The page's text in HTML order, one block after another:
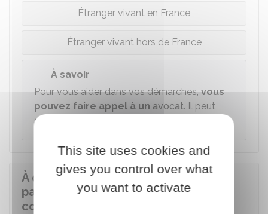
Étranger vivant en France
Étranger vivant hors de France
À savoir
Pour vous aider dans vos démarches,vous
pouvez faire appel à un avocat. Il peut
déposer la demande en votre nom.
À quoi sert l'indemnisation versée à
partir des biens confisqués du
condamné ?
This site uses cookies and
gives you control over what
you want to activate